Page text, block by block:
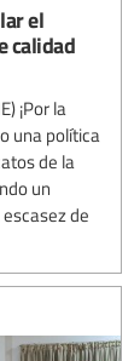
el
calidad
¡Por la
una política
de la
un
de